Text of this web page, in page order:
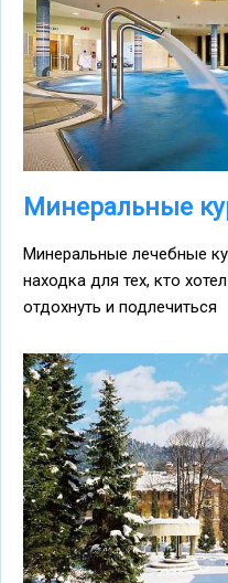
Минеральные
Минеральные лечебные
находка для тех, кто
отдохнуть и подлечиться